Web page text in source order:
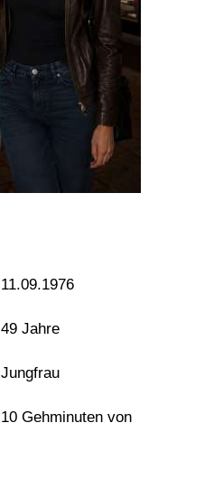
11.09.1976
49 Jahre
Jungfrau
10 Gehminuten von